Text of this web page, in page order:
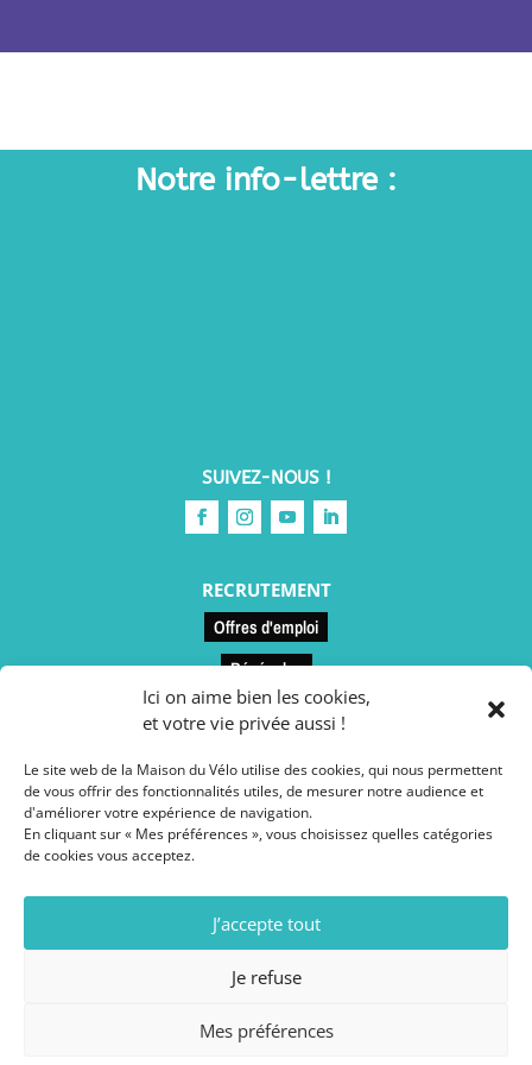
Ici on aime bien les cookies,
et votre vie privée aussi !
Le site web de la Maison du Vélo utilise des cookies, qui nous permettent
de vous offrir des fonctionnalités utiles, de mesurer notre audience et
d'améliorer votre expérience de navigation.
En cliquant sur « Mes préférences », vous choisissez quelles catégories
de cookies vous acceptez.
J’accepte tout
Je refuse
Mes préférences
Notre info-lettre :
SUIVEZ-NOUS !
RECRUTEMENT
Offres d'emploi
Bénévoles
LIENS UTILES
Contact et accès
Le restaurant
Espace presse
Adhésion
Mentions légales// Site web réalisé par l’